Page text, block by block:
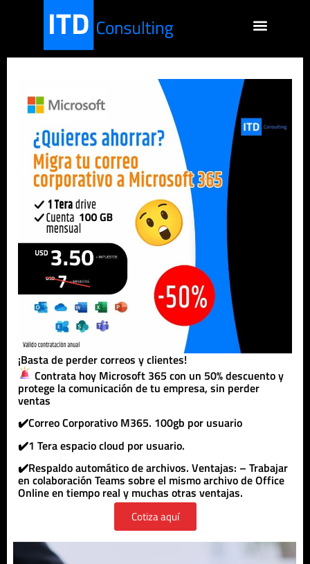
¡Basta de perder correos y clientes!
Contrata hoy Microsoft 365 con un 50% descuento y
protege la comunicación de tu empresa, sin perder
ventas
✔️Correo Corporativo M365. 100gb por usuario
✔️1 Tera espacio cloud por usuario.
✔️Respaldo automático de archivos. Ventajas: – Trabajar
en colaboración Teams sobre el mismo archivo de Office
Online en tiempo real y muchas otras ventajas.
Cotiza aquí